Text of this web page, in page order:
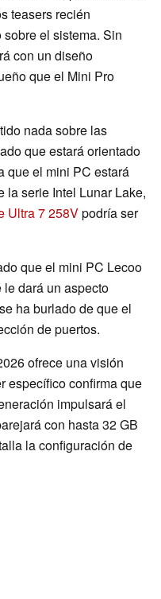
teasers recién
el sistema. Sin
con un diseño
que el Mini Pro
nada sobre las
que estará orientado
que el mini PC estará
la serie Intel Lunar Lake,
Ultra 7 258Vpodría ser
que el mini PC Lecoo
dará un aspecto
ha burlado de que el
de puertos.
ofrece una visión
específico confirma que
impulsará el
con hasta 32 GB
la configuración de